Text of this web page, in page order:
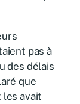
pas à
des délais
que
les avait